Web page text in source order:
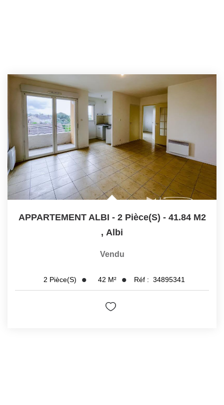
APPARTEMENT ALBI - 2 Pièce(s) - 41.84 M2
, Albi
Vendu
2 Pièce(s) 42 M² Réf : 34895341